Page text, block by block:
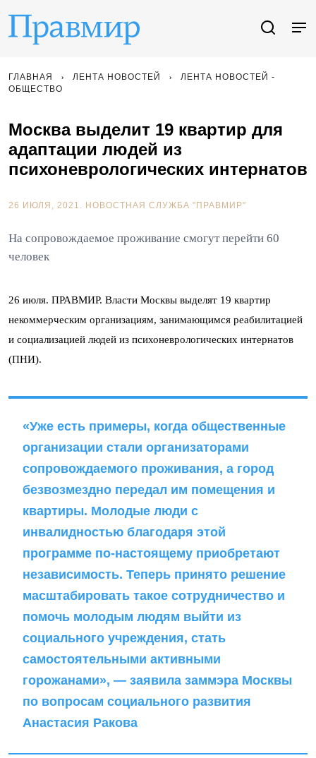
ГЛАВНАЯ ЛЕНТА НОВОСТЕЙ
ЛЕНТА НОВОСТЕЙ -
ОБЩЕСТВО
Москва выделит 19 квартир для
адаптации людей из
психоневрологических интернатов
26 ИЮЛЯ, 2021. НОВОСТНАЯ СЛУЖБА "ПРАВМИР"
На сопровождаемое проживание смогут перейти 60
человек
26 июля. ПРАВМИР. Власти Москвы выделят 19 квартир
некоммерческим организациям, занимающимся реабилитацией
и социализацией людей из психоневрологических интернатов
(ПНИ).
«Уже есть примеры, когда общественные
организации стали организаторами
сопровождаемого проживания, а город
безвозмездно передал им помещения и
квартиры. Молодые люди с
инвалидностью благодаря этой
программе по-настоящему приобретают
независимость. Теперь принято решение
масштабировать такое сотрудничество и
помочь молодым людям выйти из
социального учреждения, стать
самостоятельными активными
горожанами», — заявила заммэра Москвы
по вопросам социального развития
Анастасия Ракова